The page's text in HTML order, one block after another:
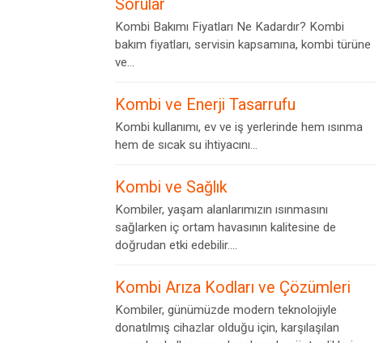
Sorular
Kombi Bakımı Fiyatları Ne Kadardır? Kombi
bakım fiyatları, servisin kapsamına, kombi türüne
ve...
Kombi ve Enerji Tasarrufu
Kombi kullanımı, ev ve iş yerlerinde hem ısınma
hem de sıcak su ihtiyacını...
Kombi ve Sağlık
Kombiler, yaşam alanlarımızın ısınmasını
sağlarken iç ortam havasının kalitesine de
doğrudan etki edebilir....
Kombi Arıza Kodları ve Çözümleri
Kombiler, günümüzde modern teknolojiyle
donatılmış cihazlar olduğu için, karşılaşılan